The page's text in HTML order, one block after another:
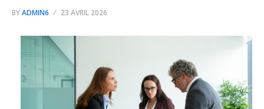
BYADMIN6 23 AVRIL 2026